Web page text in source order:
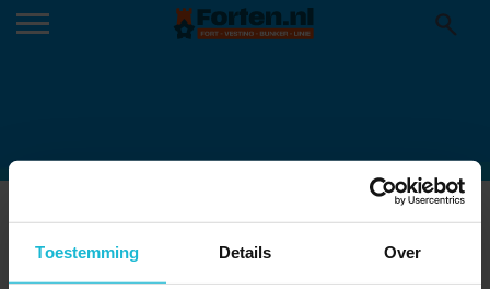
Toestemming Details Over